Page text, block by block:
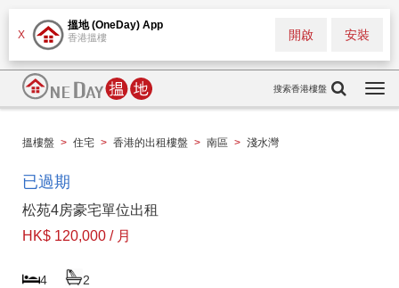
X
搵地 (OneDay) App
香港搵樓 安裝
開啟
搜索香港樓盤
搵樓盤 > 住宅 > 香港的出租樓盤 > 南區 > 淺水灣
已過期
松苑4房豪宅單位出租
HK$ 120,000 / 月
4 2